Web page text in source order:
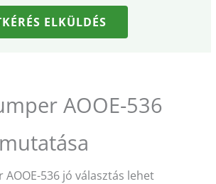
ELKÜLDÉS
AOOE-536
AOOE-536 jó választás lehet